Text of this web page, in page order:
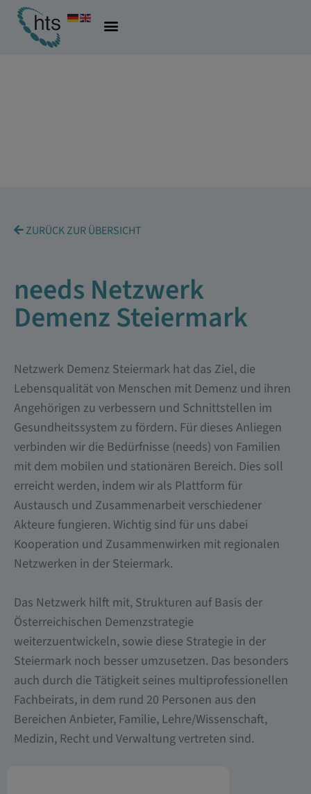
ZURÜCK ZUR ÜBERSICHT
needs Netzwerk
Demenz Steiermark
Netzwerk Demenz Steiermark hat das Ziel, die
Lebensqualität von Menschen mit Demenz und ihren
Angehörigen zu verbessern und Schnittstellen im
Gesundheitssystem zu fördern. Für dieses Anliegen
verbinden wir die Bedürfnisse (needs) von Familien
mit dem mobilen und stationären Bereich. Dies soll
erreicht werden, indem wir als Plattform für
Austausch und Zusammenarbeit verschiedener
Akteure fungieren. Wichtig sind für uns dabei
Kooperation und Zusammenwirken mit regionalen
Netzwerken in der Steiermark.
Das Netzwerk hilft mit, Strukturen auf Basis der
Österreichischen Demenzstrategie
weiterzuentwickeln, sowie diese Strategie in der
Steiermark noch besser umzusetzen. Das besonders
auch durch die Tätigkeit seines multiprofessionellen
Fachbeirats, in dem rund 20 Personen aus den
Bereichen Anbieter, Familie, Lehre/Wissenschaft,
Medizin, Recht und Verwaltung vertreten sind.